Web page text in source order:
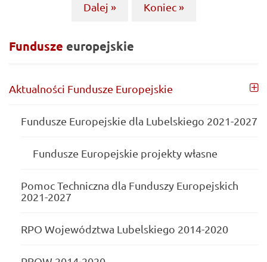
Dalej » Koniec »
Fundusze europejskie
Aktualności Fundusze Europejskie
Fundusze Europejskie dla Lubelskiego 2021-2027
Fundusze Europejskie projekty własne
Pomoc Techniczna dla Funduszy Europejskich
2021-2027
RPO Województwa Lubelskiego 2014-2020